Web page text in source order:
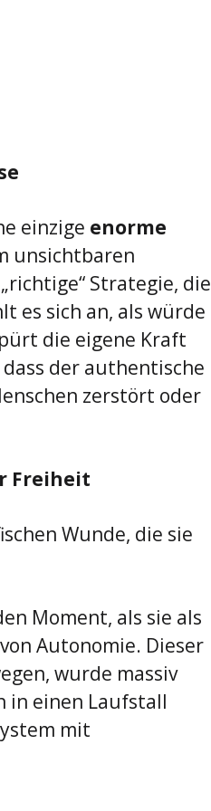
einzige enorme
unsichtbaren
Strategie, die
es sich an, als würde
die eigene Kraft
der authentische
zerstört oder
Freiheit
Wunde, die sie
Moment, als sie als
Autonomie. Dieser
wurde massiv
in einen Laufstall
mit